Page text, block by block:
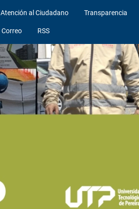
Atención al Ciudadano Transparencia
Correo RSS